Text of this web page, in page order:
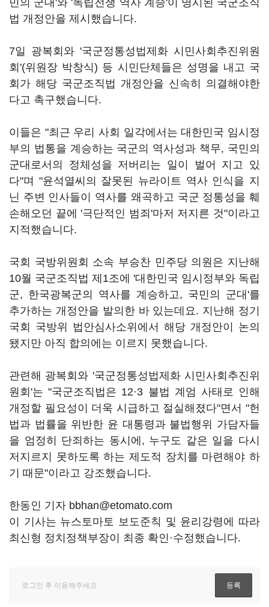
민의 군대'와 '독립전쟁 역사 계승'이 명시된 국군조직
법 개정안을 제시했습니다.
7일 광복회와 '국군정통성법제화 시민사회추진위원
회'(위원장 박창식) 등 시민단체들은 성명을 내고 국
회가 해당 국군조직법 개정안을 신속히 의결해야한
다고 촉구했습니다.
이들은 "최근 우리 사회 일각에서는 대한민국 임시정
부의 법통을 계승하는 국군의 역사성과 책무, 국민의
군대로서의 정체성을 저버리는 일이 벌어 지고 있
다"며 "윤석열씨의 잘못된 뉴라이트 역사 인식을 지
닌 주변 인사들이 역사를 왜곡하고 국군 정통성을 훼
손해오던 끝에 '극단적인 범죄'마저 저지른 것"이라고
지적했습니다.
국회 국방위원회 소속 부승찬 민주당 의원은 지난해
10월 국군조직법 제1조에 '대한민국 임시정부와 독립
군, 한국광복군의 역사를 계승하고, 국민의 군대'를
추가하는 개정안을 발의한 바 있는데요. 지난해 정기
국회 국방위 법안심사소위에서 해당 개정안이 논의
됐지만 아직 합의에는 이르지 못했습니다.
관련해 광복회와 '국군정통성법제화 시민사회추진위
원회'는 "국군조직법은 12·3 불법 계엄 사태로 인해
개정할 필요성이 더욱 시급하고 절실해졌다"면서 "헌
법과 법률을 위반한 윤 대통령과 불법행위 가담자들
을 엄정히 단죄하는 동시에, 누구도 같은 일을 다시
저지르지 못하도록 하는 제도적 장치를 마련해야 하
기 때문"이라고 강조했습니다.
한동인 기자 bbhan@etomato.com
이 기사는 뉴스토마토 보도준칙 및 윤리강령에 따라
최신형 정치정책부장이 최종 확인·수정했습니다.